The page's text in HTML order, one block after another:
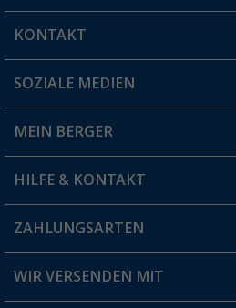
KONTAKT
Du hast eine Frage?
Filiale finden
SOZIALE MEDIEN
MEIN BERGER
Vorteilskarte
Blog
Jobs & Karriere
HILFE & KONTAKT
FAQ & Kontakt
Versandinformationen
ZAHLUNGSARTEN
WIR VERSENDEN MIT